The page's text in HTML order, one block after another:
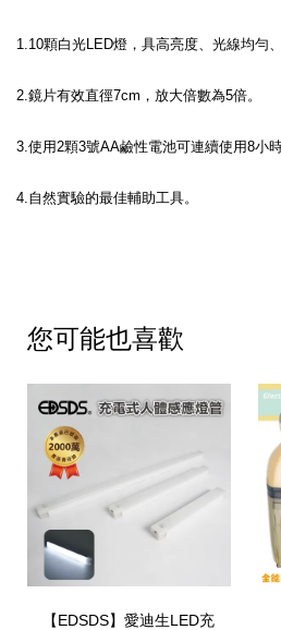
1.10顆白光LED燈，具高亮度、光線均勻
2.鏡片有效直徑7cm，放大倍數為5倍。
3.使用2顆3號AA鹼性電池可連續使用8小時
4.自然實驗的最佳輔助工具。
您可能也喜歡
【EDSDS】愛迪生LED充